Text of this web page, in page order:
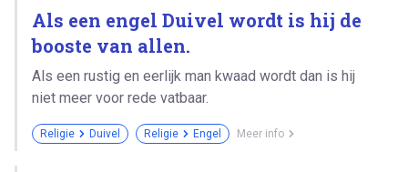
Als een engel Duivel wordt is hij de
booste van allen.
Als een rustig en eerlijk man kwaad wordt dan is hij
niet meer voor rede vatbaar.
Religie Duivel Religie Engel Meer info